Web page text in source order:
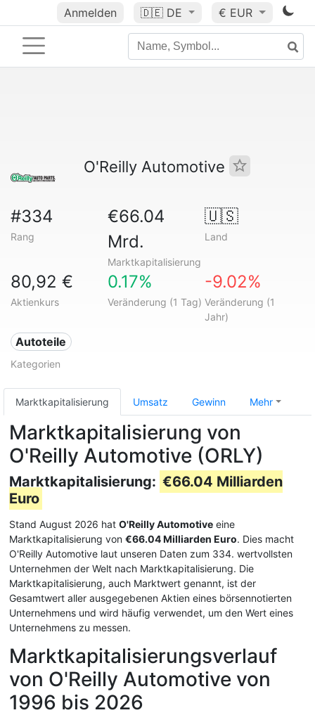
Anmelden 🇩🇪 DE € EUR
O'Reilly Automotive
#334
Rang
€66.04
Mrd.
Marktkapitalisierung
🇺🇸
Land
80,92 €
Aktienkurs
0.17%
Veränderung (1 Tag)
-9.02%
Veränderung (1
Jahr)
Autoteile
Kategorien
Marktkapitalisierung Umsatz Gewinn Mehr
Marktkapitalisierung von
O'Reilly Automotive (ORLY)
Marktkapitalisierung: €66.04 Milliarden
Euro
Stand August 2026 hat O'Reilly Automotive eine
Marktkapitalisierung von €66.04 Milliarden Euro. Dies macht
O'Reilly Automotive laut unseren Daten zum 334. wertvollsten
Unternehmen der Welt nach Marktkapitalisierung. Die
Marktkapitalisierung, auch Marktwert genannt, ist der
Gesamtwert aller ausgegebenen Aktien eines börsennotierten
Unternehmens und wird häufig verwendet, um den Wert eines
Unternehmens zu messen.
Marktkapitalisierungsverlauf
von O'Reilly Automotive von
1996 bis 2026